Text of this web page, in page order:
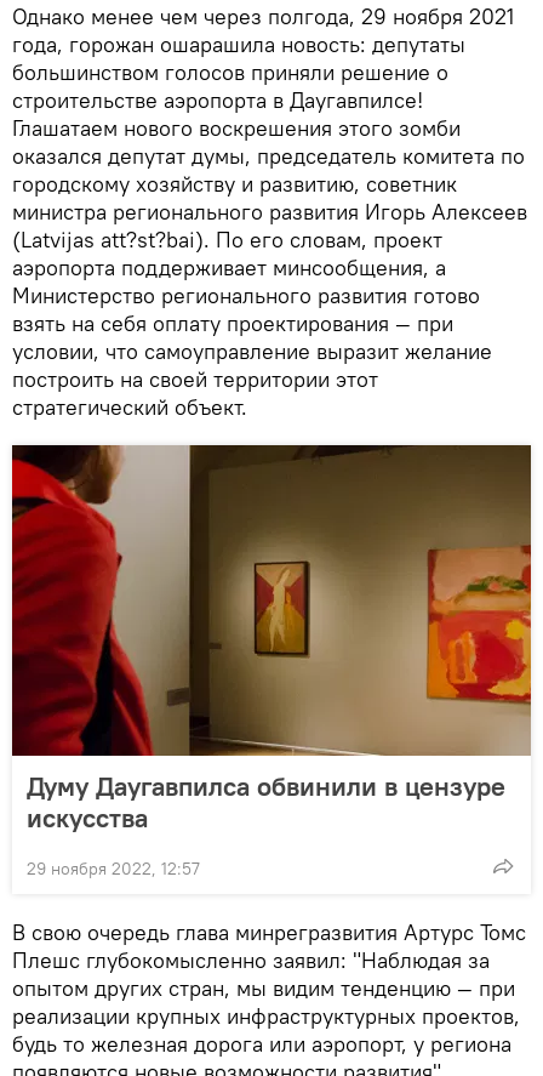
Однако менее чем через полгода, 29 ноября 2021
года, горожан ошарашила новость: депутаты
большинством голосов приняли решение о
строительстве аэропорта в Даугавпилсе!
Глашатаем нового воскрешения этого зомби
оказался депутат думы, председатель комитета по
городскому хозяйству и развитию, советник
министра регионального развития Игорь Алексеев
(Latvijas att?st?bai). По его словам, проект
аэропорта поддерживает минсообщения, а
Министерство регионального развития готово
взять на себя оплату проектирования — при
условии, что самоуправление выразит желание
построить на своей территории этот
стратегический объект.
Думу Даугавпилса обвинили в цензуре
искусства
29 ноября 2022, 12:57
В свою очередь глава минрегразвития Артурс Томс
Плешс глубокомысленно заявил: "Наблюдая за
опытом других стран, мы видим тенденцию — при
реализации крупных инфраструктурных проектов,
будь то железная дорога или аэропорт, у региона